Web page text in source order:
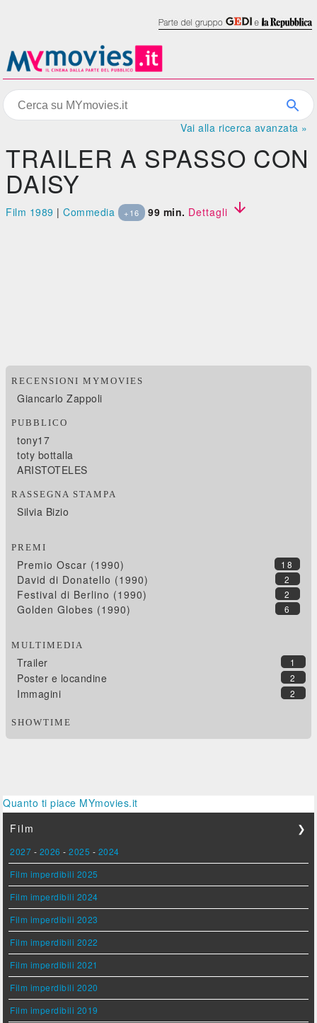
Vai alla ricerca avanzata »
TRAILER A SPASSO CON
DAISY
Film 1989 |Commedia +16 99 min. Dettagli 
RECENSIONI MYMOVIES
Giancarlo Zappoli
PUBBLICO
tony17
toty bottalla
ARISTOTELES
RASSEGNA STAMPA
Silvia Bizio
PREMI
18
Premio Oscar (1990)
2
David di Donatello (1990)
2
Festival di Berlino (1990)
6
Golden Globes (1990)
MULTIMEDIA
1
Trailer
2
Poster e locandine
2
Immagini
SHOWTIME
Quanto ti piace MYmovies.it
Film
❯
2027 - 2026 -2025 - 2024
Film imperdibili 2025
Film imperdibili 2024
Film imperdibili 2023
Film imperdibili 2022
Film imperdibili 2021
Film imperdibili 2020
Film imperdibili 2019